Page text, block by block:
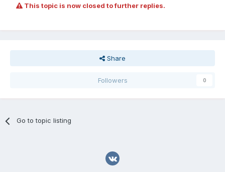
This topic is now closed to further replies.
Share
Followers 0
Go to topic listing